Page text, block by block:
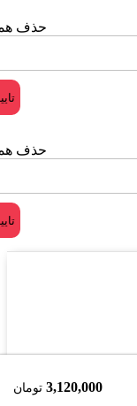
3,120,000 تومان
حذف
حذف